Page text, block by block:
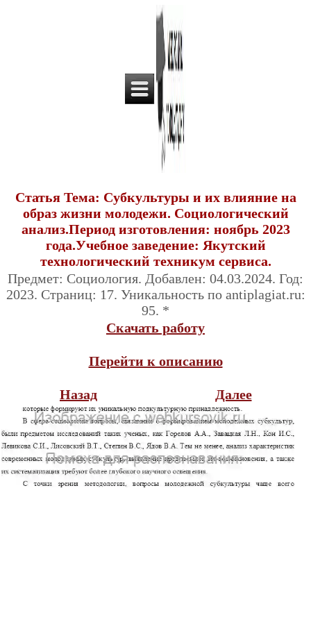
Статья Тема: Субкультуры и их влияние на
образ жизни молодежи. Социологический
анализ.Период изготовления: ноябрь 2023
года.Учебное заведение: Якутский
технологический техникум сервиса.
Предмет: Социология. Добавлен: 04.03.2024. Год:
2023. Страниц: 17. Уникальность по antiplagiat.ru:
95. *
Скачать работу
Перейти к описанию
Назад Далее